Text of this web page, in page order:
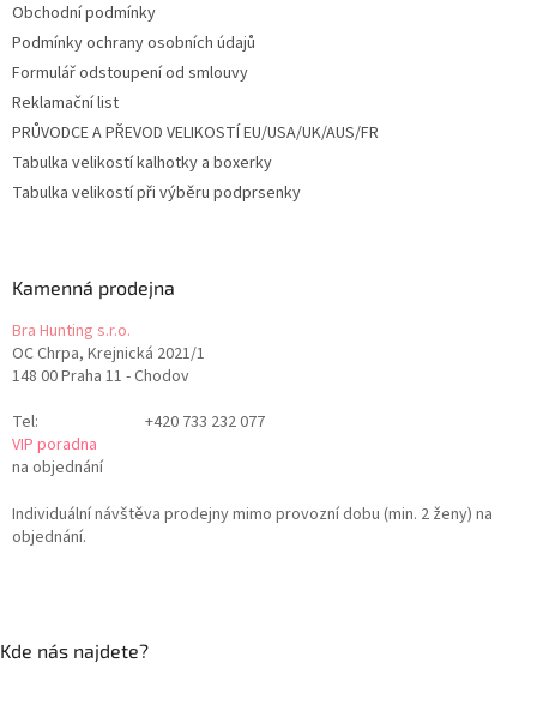
Obchodní podmínky
Podmínky ochrany osobních údajů
Formulář odstoupení od smlouvy
Reklamační list
PRŮVODCE A PŘEVOD VELIKOSTÍ EU/USA/UK/AUS/FR
Tabulka velikostí kalhotky a boxerky
Tabulka velikostí při výběru podprsenky
Kamenná prodejna
Bra Hunting s.r.o.
OC Chrpa, Krejnická 2021/1
148 00 Praha 11 - Chodov
Tel:
+420 733 232 077
VIP poradna
na objednání
Individuální návštěva prodejny mimo provozní dobu (min. 2 ženy) na
objednání.
Kde nás najdete?